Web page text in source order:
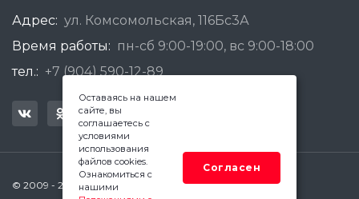
Адрес: ул. Комсомольская, 116Бс3А
Время работы: пн-сб 9:00-19:00, вс 9:00-18:00
тел.: +7 (904) 590-12-89
© 2009 - 2026 Квадратный Метр - Ковров
Оставаясь на нашем
сайте, вы
соглашаетесь с
условиями
использования
файлов cookies.
Ознакомиться с
нашими
Согласен